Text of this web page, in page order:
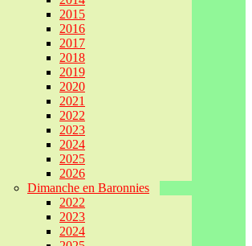
2015
2016
2017
2018
2019
2020
2021
2022
2023
2024
2025
2026
Dimanche en Baronnies
2022
2023
2024